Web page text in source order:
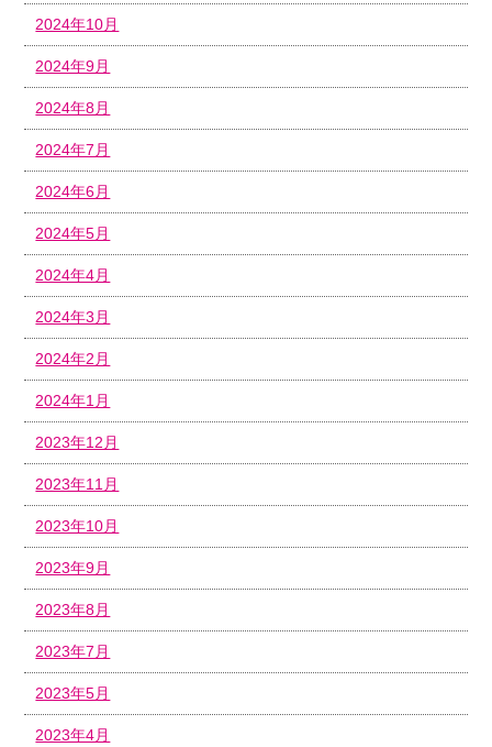
2024年10月
2024年9月
2024年8月
2024年7月
2024年6月
2024年5月
2024年4月
2024年3月
2024年2月
2024年1月
2023年12月
2023年11月
2023年10月
2023年9月
2023年8月
2023年7月
2023年5月
2023年4月